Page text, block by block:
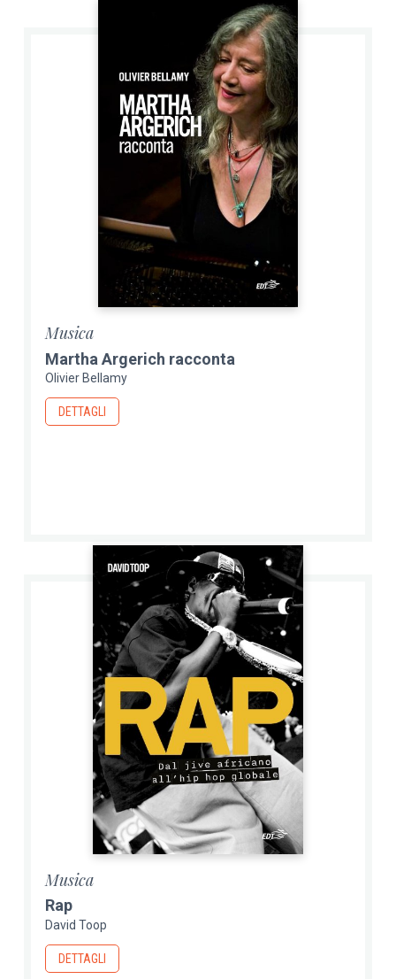
Musica
Martha Argerich racconta
Olivier Bellamy
DETTAGLI
Musica
Rap
David Toop
DETTAGLI